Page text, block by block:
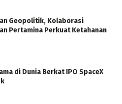
Geopolitik, Kolaborasi
Pertamina Perkuat Ketahanan
di Dunia Berkat IPO SpaceX